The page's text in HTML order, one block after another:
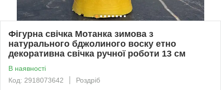
Фігурна свічка Мотанка зимова з
натурального бджолиного воску етно
декоративна свічка ручної роботи 13 см
В наявності
Код: 2918073642
Роздріб